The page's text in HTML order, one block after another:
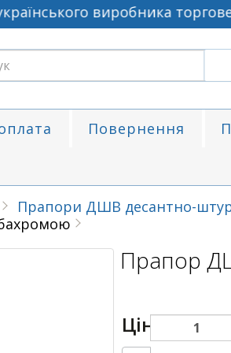
виробника
Повернення
Прапори ДШВ десантно-
Прапор
Ціна:4000